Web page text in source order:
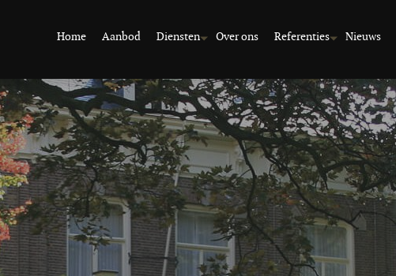
Home Aanbod Diensten Over ons Referenties Nieuws